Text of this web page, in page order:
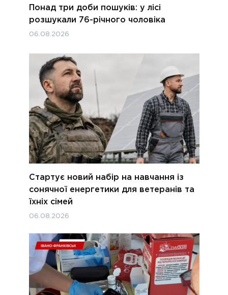
Понад три доби пошуків: у лісі
розшукали 76-річного чоловіка
06.08.2026
Стартує новий набір на навчання із
сонячної енергетики для ветеранів та
їхніх сімей
06.08.2026